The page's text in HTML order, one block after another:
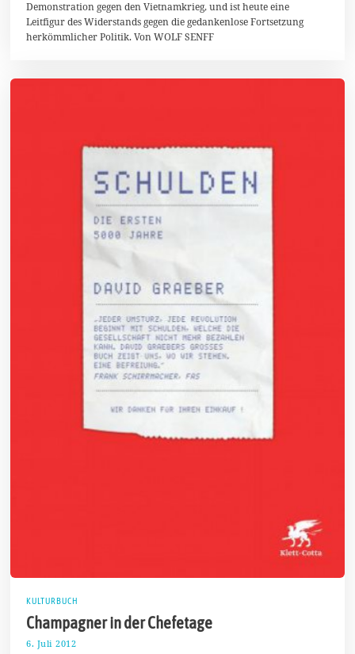
1
4
Demonstration gegen den Vietnamkrieg, und ist heute eine
Leitfigur des Widerstands gegen die gedankenlose Fortsetzung
herkömmlicher Politik. Von WOLF SENFF
KULTURBUCH
Champagner in der Chefetage
6. Juli 2012